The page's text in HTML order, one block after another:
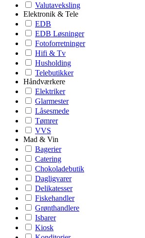
Valutaveksling
Elektronik & Tele
EDB
EDB Løsninger
Fotoforretninger
Hifi & Tv
Husholding
Telebutikker
Håndværkere
Elektriker
Glarmester
Låsesmede
Tømrer
VVS
Mad & Vin
Bagerier
Catering
Chokoladebutik
Dagligvarer
Delikatesser
Fiskehandler
Grønthandlere
Isbarer
Kiosk